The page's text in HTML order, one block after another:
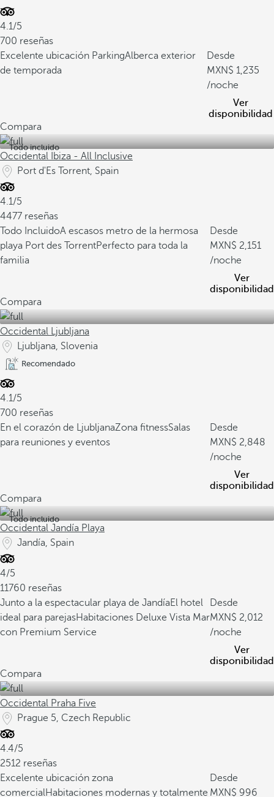
4.1/5
700 reseñas
Excelente ubicación ParkingAlberca exterior
de temporada
Desde
1,235
/noche
Ver
disponibilidad
Compara
Todo incluido
Occidental Ibiza - All Inclusive
Port d'Es Torrent, Spain
4.1/5
4477 reseñas
Todo IncluidoA escasos metro de la hermosa
playa Port des TorrentPerfecto para toda la
familia
Desde
2,151
/noche
Ver
disponibilidad
Compara
Occidental Ljubljana
Ljubljana, Slovenia
Recomendado
4.1/5
700 reseñas
En el corazón de LjubljanaZona fitnessSalas
para reuniones y eventos
Desde
2,848
/noche
Ver
disponibilidad
Compara
Todo incluido
Occidental Jandía Playa
Jandía, Spain
4/5
11760 reseñas
Junto a la espectacular playa de JandíaEl hotel
ideal para parejasHabitaciones Deluxe Vista Mar
con Premium Service
Desde
2,012
/noche
Ver
disponibilidad
Compara
Occidental Praha Five
Prague 5, Czech Republic
4.4/5
2512 reseñas
Excelente ubicación zona
comercialHabitaciones modernas y totalmente
Desde
996